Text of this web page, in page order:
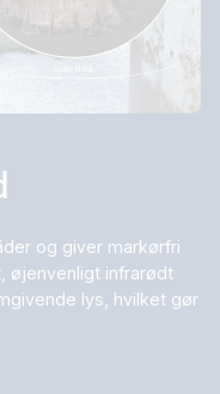
og giver markørfri
øjenvenligt infrarødt
lys, hvilket gør